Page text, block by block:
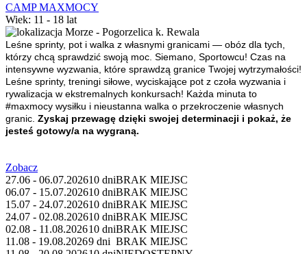
CAMP MAXMOCY
Wiek: 11 - 18 lat
Morze - Pogorzelica k. Rewala
Leśne sprinty, pot i walka z własnymi granicami — obóz dla tych,
którzy chcą sprawdzić swoją moc. Siemano, Sportowcu! Czas na
intensywne wyzwania, które sprawdzą granice Twojej wytrzymałości!
Leśne sprinty, treningi siłowe, wyciskające pot z czoła wyzwania i
rywalizacja w ekstremalnych konkursach! Każda minuta to
#maxmocy wysiłku i nieustanna walka o przekroczenie własnych
granic. Zyskaj przewagę dzięki swojej determinacji i pokaż, że
jesteś gotowy/a na wygraną.
Zobacz
27.06 - 06.07.202610 dniBRAK MIEJSC
06.07 - 15.07.202610 dniBRAK MIEJSC
15.07 - 24.07.202610 dniBRAK MIEJSC
24.07 - 02.08.202610 dniBRAK MIEJSC
02.08 - 11.08.202610 dniBRAK MIEJSC
11.08 - 19.08.20269 dni BRAK MIEJSC